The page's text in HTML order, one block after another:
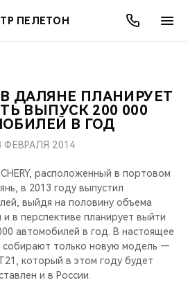
ПЕЛЕТОН
МОДЕЛИ
МИР CHERY
АКЦИИ
СЕРВИСЫ
О КОМПАНИИ
В ДАЛЯНЕ ПЛАНИРУЕТ
ВЫПУСК 200 000
В ГОД
ФЕВРАЛЯ 2014
расположенный в портовом
в 2013 году выпустил
выйдя на половину объема
в перспективе планирует выйти
автомобилей в год. В настоящее
собирают только новую модель —
который в этом году будет
и в России.